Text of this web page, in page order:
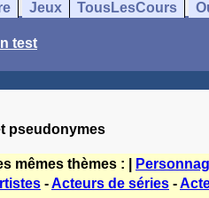
Jeux TousLesCours
test
pseudonymes
mêmes thèmes : |
-Acteurs de séries -